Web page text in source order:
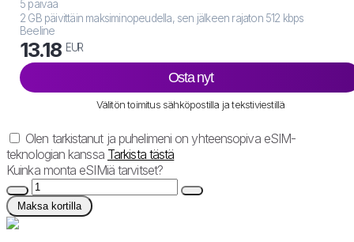
5 päivää
2 GB päivittäin maksiminopeudella, sen jälkeen rajaton 512 kbps
Beeline
13.18 EUR
Osta nyt
Välitön toimitus sähköpostilla ja tekstiviestillä
Olen tarkistanut ja puhelimeni on yhteensopiva eSIM-
teknologian kanssa Tarkista tästä
Kuinka monta eSIMiä tarvitset?
Maksa kortilla